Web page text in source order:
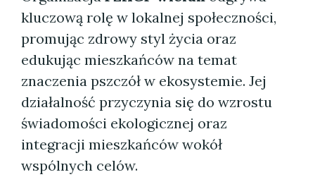
kluczową rolę w lokalnej społeczności,
promując zdrowy styl życia oraz
edukując mieszkańców na temat
znaczenia pszczół w ekosystemie. Jej
działalność przyczynia się do wzrostu
świadomości ekologicznej oraz
integracji mieszkańców wokół
wspólnych celów.